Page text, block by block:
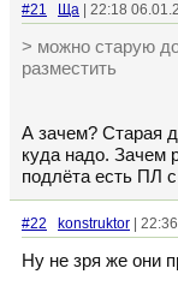
#21 Ща | 22:18
> можно старую
разместить
А зачем? Старая
куда надо. Зачем
подлёта есть ПЛ с
#22 konstruktor |
Ну не зря же они